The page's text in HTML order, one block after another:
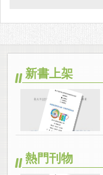
新書上架
熱門刊物